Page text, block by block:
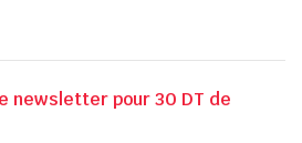
newsletter pour 30 DT de